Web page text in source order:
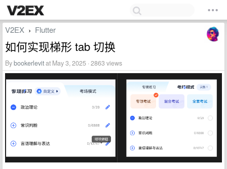
V2EX › Flutter
如何实现梯形 tab 切换
Bybookerlevitat May 3, 2025 · 2863 views